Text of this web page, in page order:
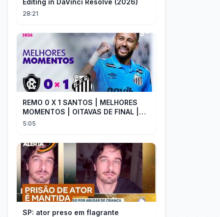
Editing in DaVinci Resolve (2026)
28:21
REMO 0 X 1 SANTOS | MELHORES
MOMENTOS | OITAVAS DE FINAL |
COPA DO BRASIL 2026 | ge.globo
5:05
SP: ator preso em flagrante